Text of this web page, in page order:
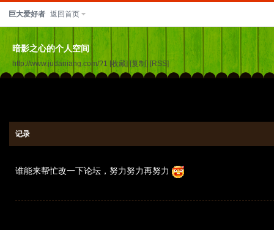
巨大爱好者 返回首页
暗影之心的个人空间
http://www.judaniang.com/?1 [收藏] [复制] [RSS]
记录
谁能来帮忙改一下论坛，努力努力再努力